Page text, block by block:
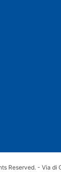
Reserved. - Via